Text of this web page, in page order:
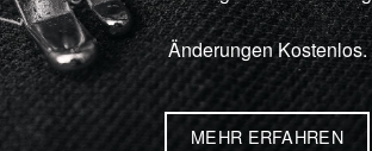
Änderungen Kostenlos.
MEHR ERFAHREN